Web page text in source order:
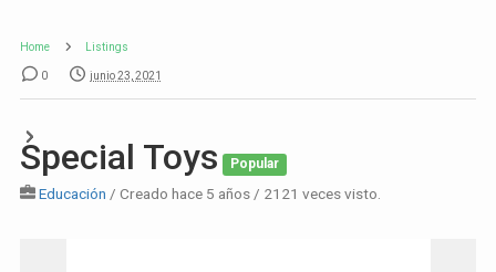
Home Listings
0 junio 23, 2021
Special Toys Popular
Educación / Creado hace 5 años / 2121 veces visto.